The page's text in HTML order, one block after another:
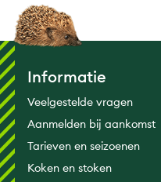
Informatie
Veelgestelde vragen
Aanmelden bij aankomst
Tarieven en seizoenen
Koken en stoken